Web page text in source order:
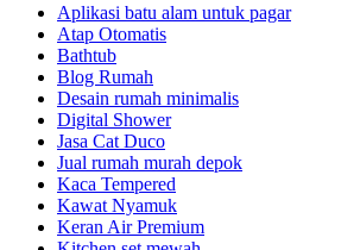
Aplikasi batu alam untuk pagar
Atap Otomatis
Bathtub
Blog Rumah
Desain rumah minimalis
Digital Shower
Jasa Cat Duco
Jual rumah murah depok
Kaca Tempered
Kawat Nyamuk
Keran Air Premium